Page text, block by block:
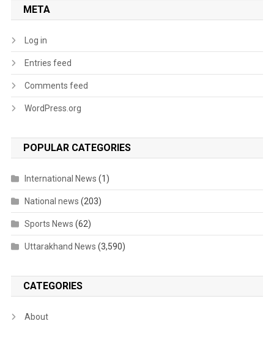
META
Log in
Entries feed
Comments feed
WordPress.org
POPULAR CATEGORIES
International News (1)
National news (203)
Sports News (62)
Uttarakhand News (3,590)
CATEGORIES
About